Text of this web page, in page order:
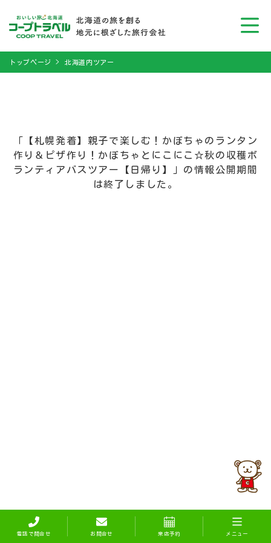
トップページ 北海道内ツアー
「【札幌発着】親子で楽しむ！かぼちゃのランタン
作り＆ピザ作り！かぼちゃとにこにこ☆秋の収穫ボ
ランティアバスツアー【日帰り】」の情報公開期間
は終了しました。
電話で問合せ お問合せ 来店予約 メニュー